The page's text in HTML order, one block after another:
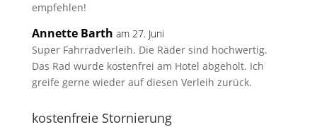
empfehlen!
Annette Barth am 27. Juni
Super Fahrradverleih. Die Räder sind hochwertig.
Das Rad wurde kostenfrei am Hotel abgeholt. Ich
greife gerne wieder auf diesen Verleih zurück.
kostenfreie Stornierung